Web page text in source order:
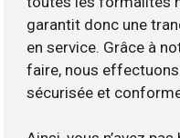
garantit donc une
en service. Grâce à
faire, nous
sécurisée et